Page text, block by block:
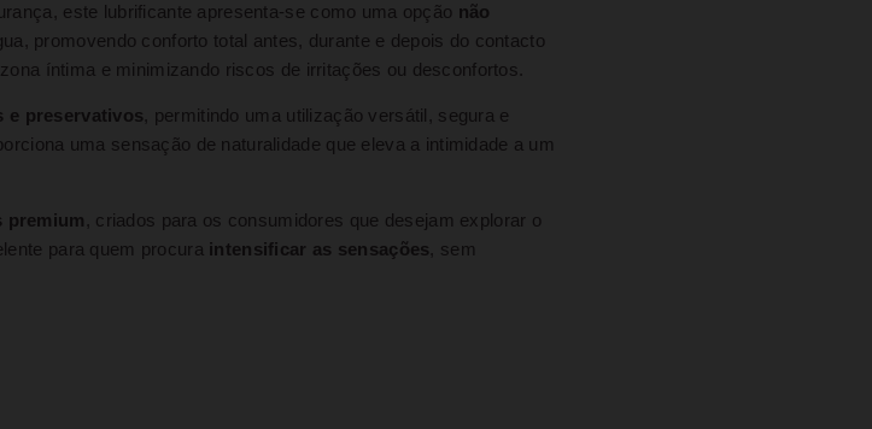
este lubrificante apresenta-se como uma opção não
promovendo conforto total antes, durante e depois do contacto
íntima e minimizando riscos de irritações ou desconfortos.
e preservativos, permitindo uma utilização versátil, segura e
uma sensação de naturalidade que eleva a intimidade a um
premium , criados para os consumidores que desejam explorar o
para quem procura intensificar as sensações, sem